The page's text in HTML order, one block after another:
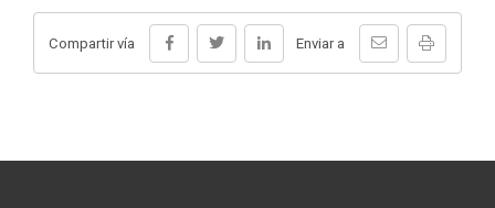
Compartir vía Enviar a